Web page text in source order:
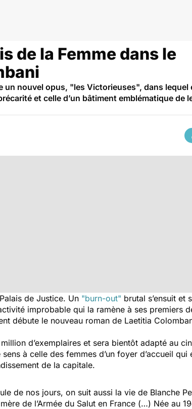
de la Femme dans le
nouvel opus, "les Victorieuses", dans lequel
et celle d’un bâtiment emblématique de
de Justice. Un "burn-out" brutal s’ensuit et
improbable qui la ramène à ses premiers
débute le nouveau roman de Laetitia
d’exemplaires et sera bientôt adapté au
à celle des femmes d’un foyer d’accueil qui
de la capitale.
de nos jours, on suit aussi la vie de Blanche
de l’Armée du Salut en France (…) Née au